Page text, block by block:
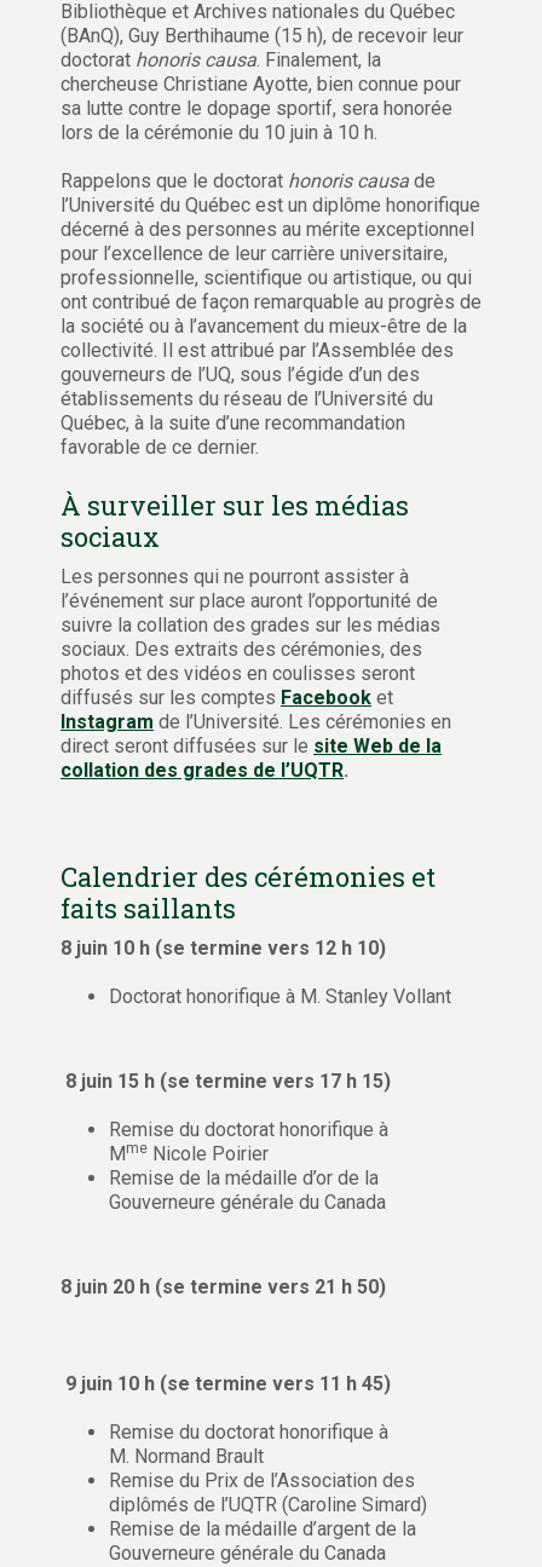
Bibliothèque et Archives nationales du Québec
(BAnQ), Guy Berthihaume (15 h), de recevoir leur
doctorat honoris causa. Finalement, la
chercheuse Christiane Ayotte, bien connue pour
sa lutte contre le dopage sportif, sera honorée
lors de la cérémonie du 10 juin à 10 h.
Rappelons que le doctorat honoris causa de
l’Université du Québec est un diplôme honorifique
décerné à des personnes au mérite exceptionnel
pour l’excellence de leur carrière universitaire,
professionnelle, scientifique ou artistique, ou qui
ont contribué de façon remarquable au progrès de
la société ou à l’avancement du mieux-être de la
collectivité. Il est attribué par l’Assemblée des
gouverneurs de l’UQ, sous l’égide d’un des
établissements du réseau de l’Université du
Québec, à la suite d’une recommandation
favorable de ce dernier.
À surveiller sur les médias
sociaux
Les personnes qui ne pourront assister à
l’événement sur place auront l’opportunité de
suivre la collation des grades sur les médias
sociaux. Des extraits des cérémonies, des
photos et des vidéos en coulisses seront
diffusés sur les comptes Facebook et
Instagram de l’Université. Les cérémonies en
direct seront diffusées sur le site Web de la
collation des grades de l’UQTR.
Calendrier des cérémonies et
faits saillants
8 juin 10 h (se termine vers 12 h 10)
Doctorat honorifique à M. Stanley Vollant
8 juin 15 h (se termine vers 17 h 15)
Remise du doctorat honorifique à
M me Nicole Poirier
Remise de la médaille d’or de la
Gouverneure générale du Canada
8 juin 20 h (se termine vers 21 h 50)
9 juin 10 h (se termine vers 11 h 45)
Remise du doctorat honorifique à
M. Normand Brault
Remise du Prix de l’Association des
diplômés de l’UQTR (Caroline Simard)
Remise de la médaille d’argent de la
Gouverneure générale du Canada